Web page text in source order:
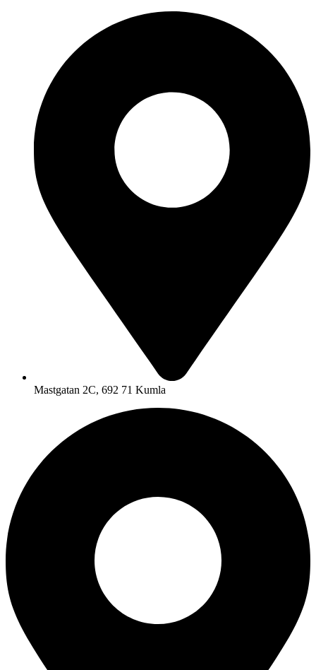
Mastgatan 2C, 692 71 Kumla